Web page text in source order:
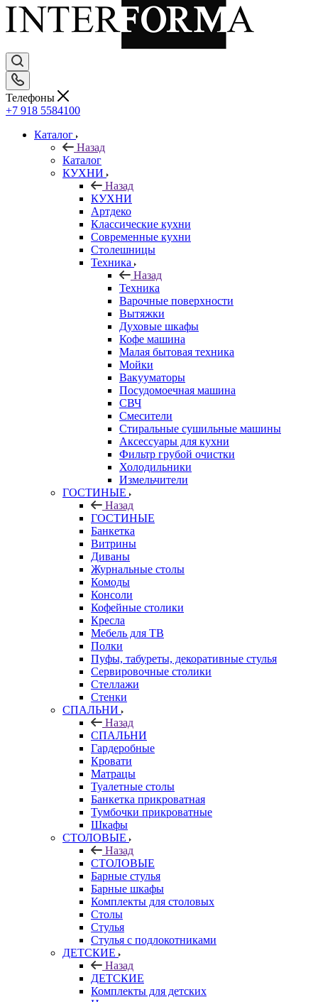
Телефоны
+7 918 5584100
Каталог
Назад
Каталог
КУХНИ
Назад
КУХНИ
Артдеко
Классические кухни
Современные кухни
Столешницы
Техника
Назад
Техника
Варочные поверхности
Вытяжки
Духовые шкафы
Кофе машина
Малая бытовая техника
Мойки
Вакууматоры
Посудомоечная машина
СВЧ
Смесители
Стиральные сушильные машины
Аксессуары для кухни
Фильтр грубой очистки
Холодильники
Измельчители
ГОСТИНЫЕ
Назад
ГОСТИНЫЕ
Банкетка
Витрины
Диваны
Журнальные столы
Комоды
Консоли
Кофейные столики
Кресла
Мебель для ТВ
Полки
Пуфы, табуреты, декоративные стулья
Сервировочные столики
Стеллажи
Стенки
СПАЛЬНИ
Назад
СПАЛЬНИ
Гардеробные
Кровати
Матрацы
Туалетные столы
Банкетка прикроватная
Тумбочки прикроватные
Шкафы
СТОЛОВЫЕ
Назад
СТОЛОВЫЕ
Барные стулья
Барные шкафы
Комплекты для столовых
Столы
Стулья
Стулья с подлокотниками
ДЕТСКИЕ
Назад
ДЕТСКИЕ
Комплекты для детских